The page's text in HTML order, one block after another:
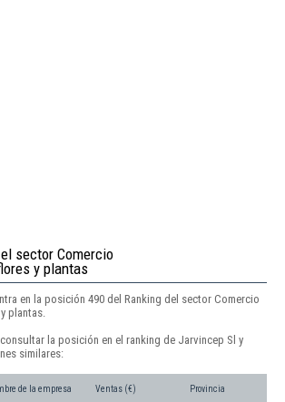
sector Comercio
y plantas
en la posición 490 del Ranking del sector Comercio
plantas.
la posición en el ranking de Jarvincep Sl y
similares:
de la empresa Ventas (€) Provincia